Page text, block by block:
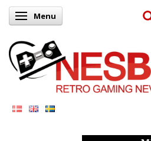
Skifte navigation
Menu